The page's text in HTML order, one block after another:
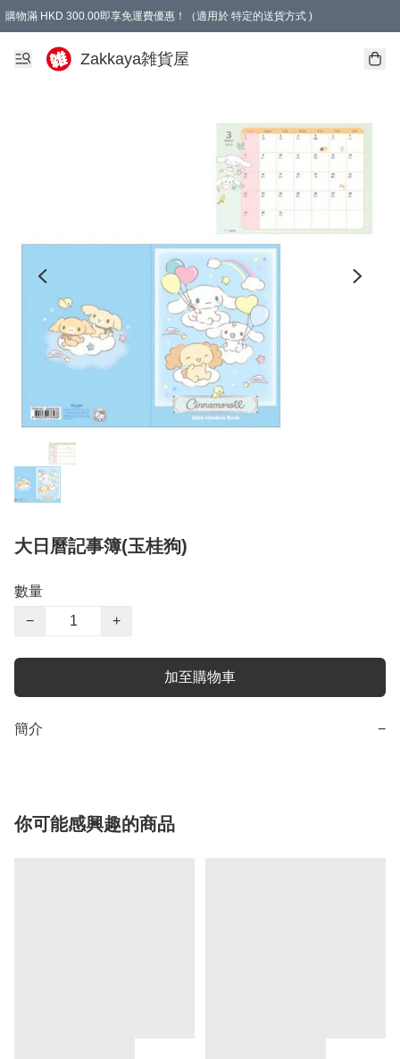
購物滿 HKD 300.00即享免運費優惠！（適用於 特定的送貨方式 )
Zakkaya雑貨屋
大日曆記事簿(玉桂狗)
數量
−
+
加至購物車
簡介 −
你可能感興趣的商品